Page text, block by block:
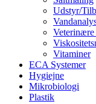
Udstyr/
Veterinære
Vitaminer
ECA Systemer
Hygiejne
Mikrobiologi
Plastik